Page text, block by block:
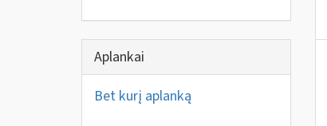
Aplankai
Bet kurį aplanką